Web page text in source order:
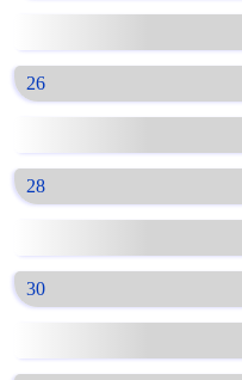
26
28
30